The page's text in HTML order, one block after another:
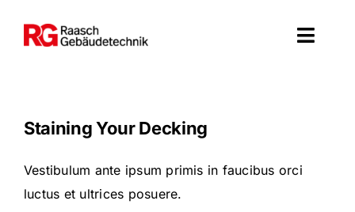
Inhalt
Leistungen
Über Uns
Staining Your Decking
Vestibulum ante ipsum primis in faucibus orci
luctus et ultrices posuere.